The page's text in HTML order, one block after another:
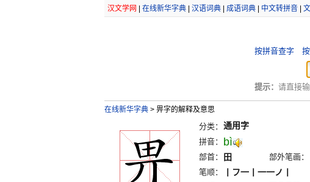
汉文学网 在线新华字典| 汉语词典| 成语词典| 中文转拼音|
按拼音查字
提示： 请直接
在线新华字典 >畀字的解释及意思
分类： 通用字
拼音： bì
部首： 田 部外笔画：
笔顺： 丨フ一丨一一ノ丨